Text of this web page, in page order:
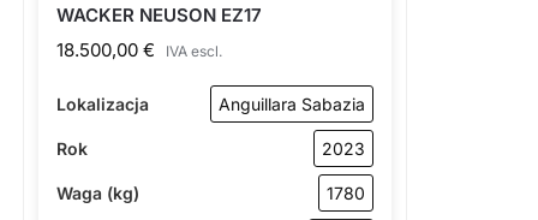
WACKER NEUSON EZ17
18.500,00 € IVA escl.
Lokalizacja Anguillara Sabazia
Rok 2023
Waga (kg) 1780